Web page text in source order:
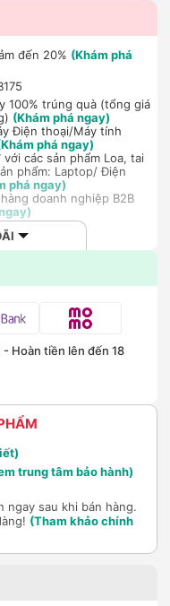
đến 20% (Khám phá
100% trúng quà (tổng giá
(Khám phá ngay)
Điện thoại/Máy tính
phá ngay)
các sản phẩm Loa, tai
phẩm: Laptop/ Điện
phá ngay)
doanh nghiệp B2B
Hoàn tiền lên đến 18
trung tâm bảo hành)
ngay sau khi bán hàng.
(Tham khảo chính